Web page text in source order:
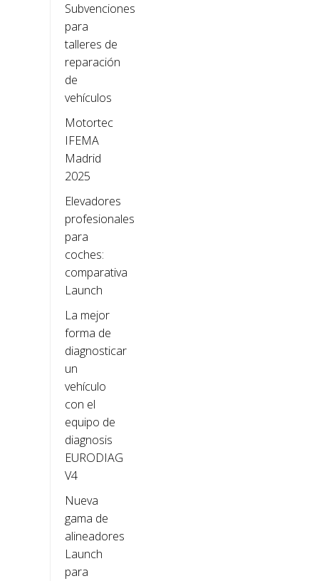
Subvenciones
para
talleres de
reparación
de
vehículos
Motortec
IFEMA
Madrid
2025
Elevadores
profesionales
para
coches:
comparativa
Launch
La mejor
forma de
diagnosticar
un
vehículo
con el
equipo de
diagnosis
EURODIAG
V4
Nueva
gama de
alineadores
Launch
para